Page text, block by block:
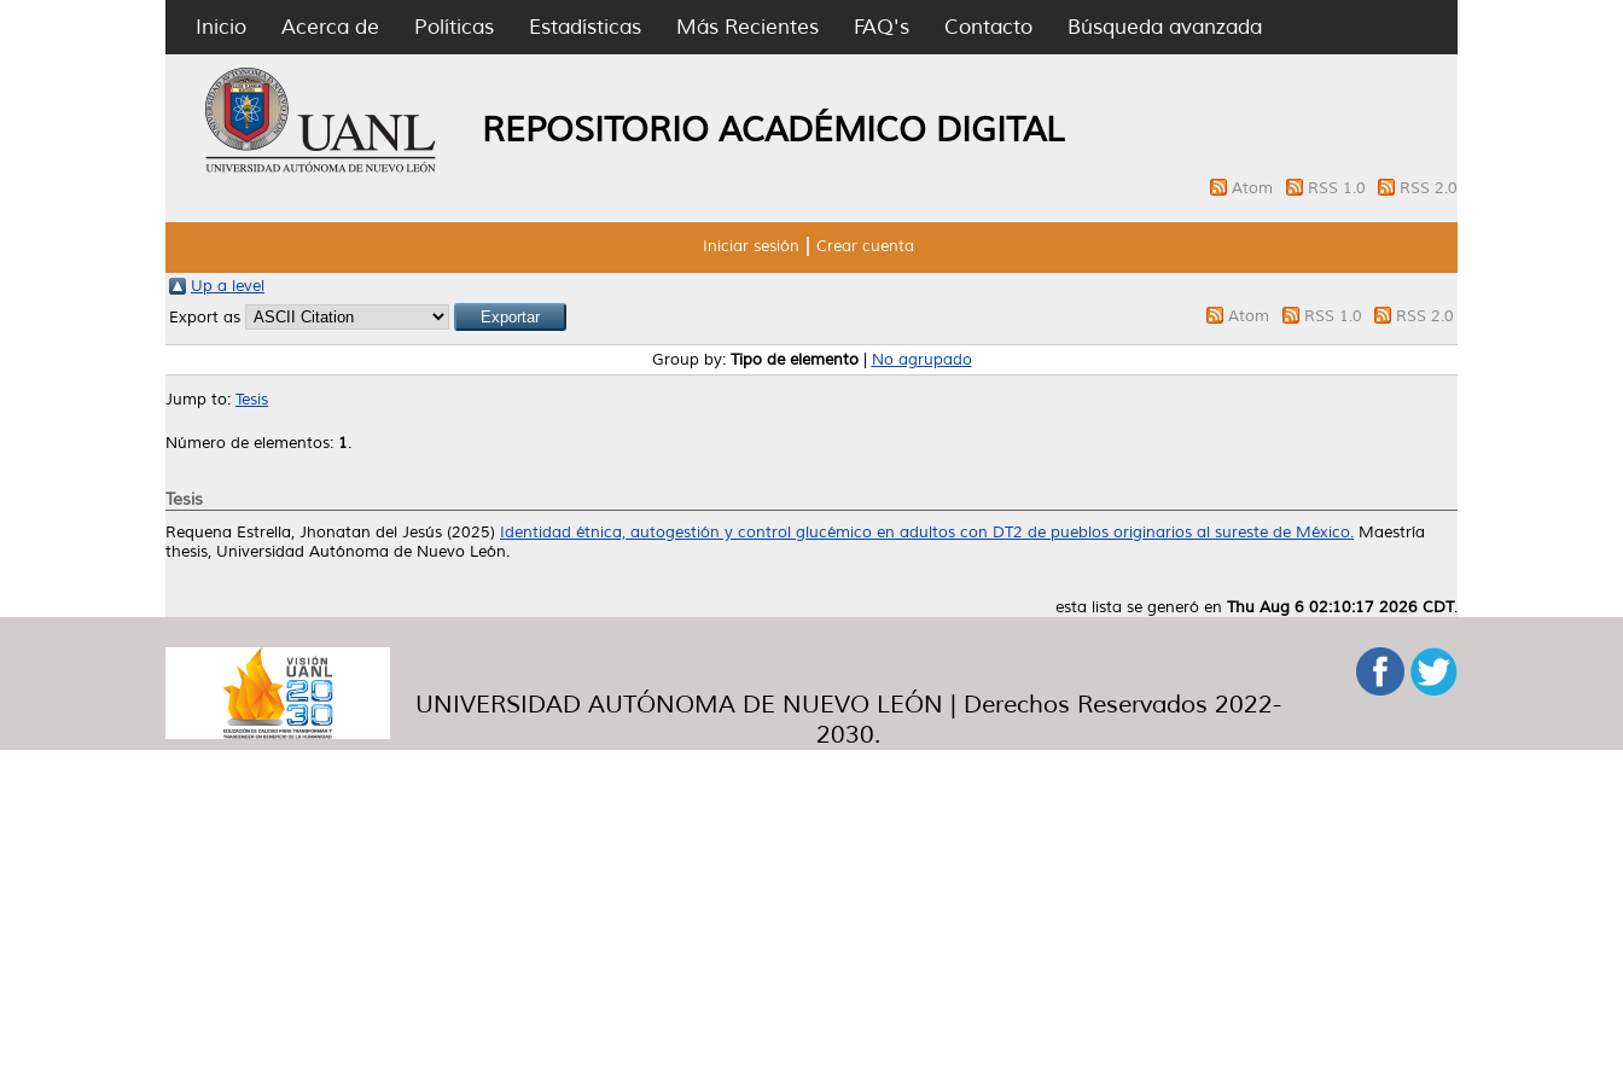
Inicio Acerca de Políticas Estadísticas Más Recientes FAQ's Contacto Búsqueda avanzada
REPOSITORIO ACADÉMICO DIGITAL
Atom RSS 1.0 RSS 2.0
Iniciar sesión Crear cuenta
Up a level
Export as
Atom RSS 1.0 RSS 2.0
Group by: Tipo de elemento| No agrupado
Jump to: Tesis
Número de elementos: 1.
Tesis
Requena Estrella, Jhonatan del Jesús (2025) Identidad étnica, autogestión y control glucémico en adultos con DT2 de pueblos originarios al sureste de México. Maestría
thesis, Universidad Autónoma de Nuevo León.
esta lista se generó en Thu Aug 6 02:10:17 2026 CDT.
UNIVERSIDAD AUTÓNOMA DE NUEVO LEÓN | Derechos Reservados 2022-
2030.